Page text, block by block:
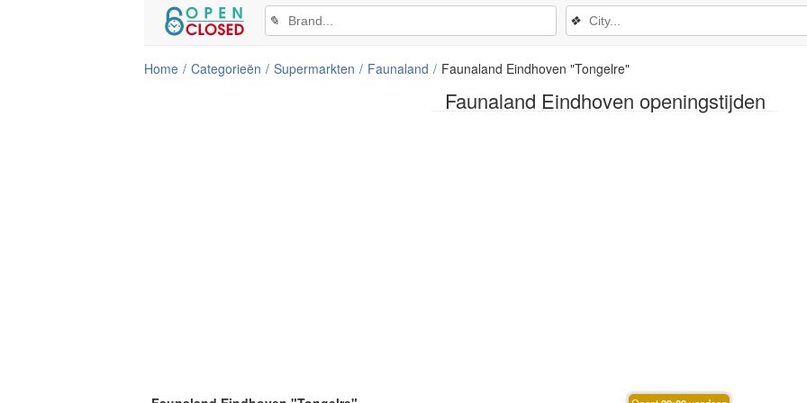
Faunaland Eindhoven openingstijden
✎ ❖
Home Categorieën Supermarkten Faunaland Faunaland Eindhoven "Tongelre"